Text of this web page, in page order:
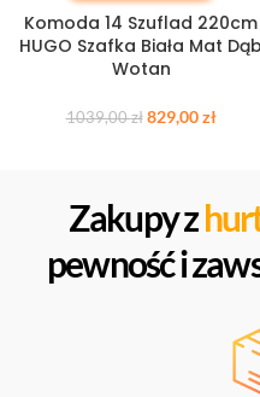
Komoda 14 Szuflad 220cm
HUGO Szafka Biała Mat Dąb
Wotan
1039,00zł 829,00zł
Zakupy z
pewność i